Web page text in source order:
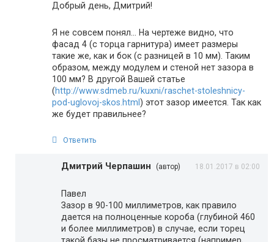
Добрый день, Дмитрий!
Я не совсем понял… На чертеже видно, что
фасад 4 (с торца гарнитура) имеет размеры
такие же, как и бок (с разницей в 10 мм). Таким
образом, между модулем и стеной нет зазора в
100 мм? В другой Вашей статье
(http://www.sdmeb.ru/kuxni/raschet-stoleshnicy-
pod-uglovoj-skos.html ) этот зазор имеется. Так как
же будет правильнее?
Ответить
Дмитрий Черпашин (автор) 18.01.2017 в 02:00
Павел
Зазор в 90-100 миллиметров, как правило
дается на полноценные короба (глубиной 460
и более миллиметров) в случае, если торец